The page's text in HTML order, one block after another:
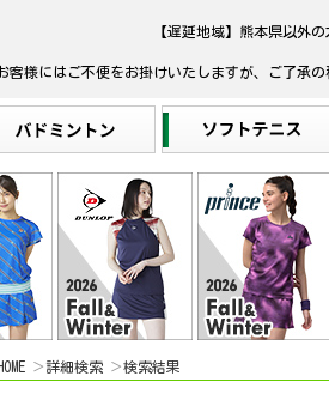
【遅延地域】熊本県以外
客様にはご不便をお掛けいたしますが、ご了承の
詳細検索 検索結果